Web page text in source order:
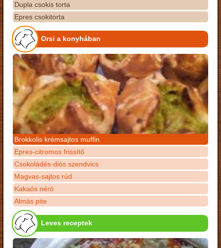
Dupla csokis torta
Epres csokitorta
Orsi a konyhában
Brokkolis krémsajtos muffin
Epres-citromos frissítő
Csokoládés-diós szendvics
Magvas-sajtos rúd
Kakaós néró
Almás pite
Leves receptek